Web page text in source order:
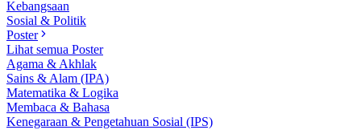
Kebangsaan
Sosial & Politik
Poster
Lihat semua Poster
Agama & Akhlak
Sains & Alam (IPA)
Matematika & Logika
Membaca & Bahasa
Kenegaraan & Pengetahuan Sosial (IPS)